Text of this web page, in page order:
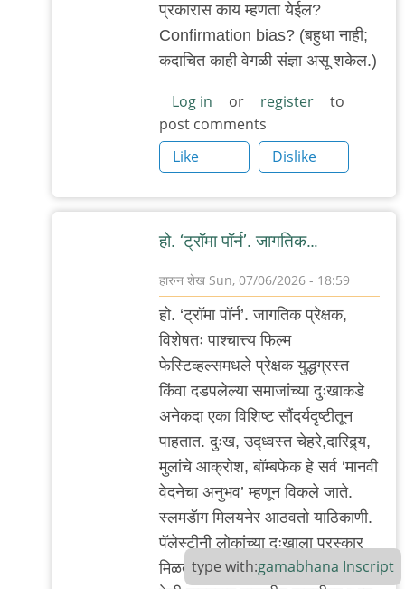
प्रकारास काय म्हणता येईल?
Confirmation bias? (बहुधा नाही;
कदाचित काही वेगळी संज्ञा असू शकेल.)
Log in or register
to
post comments
Like
Dislike
हो. ‘ट्रॉमा पॉर्न’. जागतिक…
हारुन शेख Sun, 07/06/2026 - 18:59
In
reply
to
‘सुंदर’
मानवी
शोकांतिका
चिंतातुर
हो. ‘ट्रॉमा पॉर्न’. जागतिक प्रेक्षक,
विशेषतः पाश्चात्त्य फिल्म
फेस्टिव्हल्समधले प्रेक्षक युद्धग्रस्त
किंवा दडपलेल्या समाजांच्या दुःखाकडे
अनेकदा एका विशिष्ट सौंदर्यदृष्टीतून
पाहतात. दुःख, उद्ध्वस्त चेहरे,दारिद्र्य,
मुलांचे आक्रोश, बॉम्बफेक हे सर्व ‘मानवी
वेदनेचा अनुभव’ म्हणून विकले जाते.
स्लमडॅाग मिलयनेर आठवतो याठिकाणी.
पॅलेस्टीनी लोकांच्या दुःखाला पुरस्कार
मिळतात, टाळ्या मिळतात, पण त्याच
type with:gamabhana Inscript